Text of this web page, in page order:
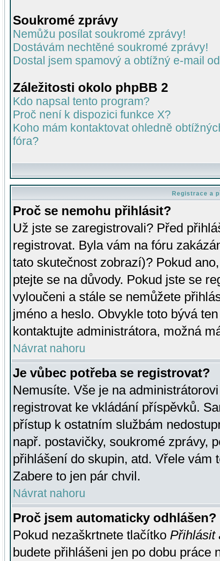
Soukromé zprávy
Nemůžu posílat soukromé zprávy!
Dostávám nechtěné soukromé zprávy!
Dostal jsem spamový a obtížný e-mail
Záležitosti okolo phpBB 2
Kdo napsal tento program?
Proč není k dispozici funkce X?
Koho mám kontaktovat ohledně
fóra?
Registrace a
Proč se nemohu přihlásit?
Už jste se zaregistrovali? Před
registrovat. Byla vám na fóru
tato skutečnost zobrazí)? Pokud
ptejte se na důvody. Pokud jste se
vyloučeni a stále se nemůžete
jméno a heslo. Obvykle toto bývá
kontaktujte administrátora, možná
Návrat nahoru
Je vůbec potřeba se registrovat?
Nemusíte. Vše je na
registrovat ke vkládání příspěvků.
přístup k ostatním službám
např. postavičky, soukromé zprávy,
přihlášení do skupin, atd. Vřele vám
Zabere to jen pár chvil.
Návrat nahoru
Proč jsem automaticky odhlášen?
Pokud nezaškrtnete tlačítko Přihlásit
budete přihlášeni jen po dobu práce